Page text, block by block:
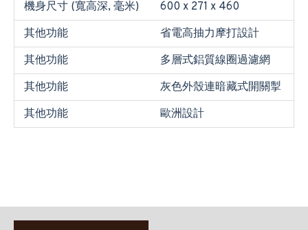
機身尺寸 (寬高深, 毫米)
600 x 271 x 460
其他功能
省電高抽力摩打設計
其他功能
多層式鋁質線圈過濾網
其他功能
灰色外殼連暗藏式開關掣
其他功能
歐洲設計